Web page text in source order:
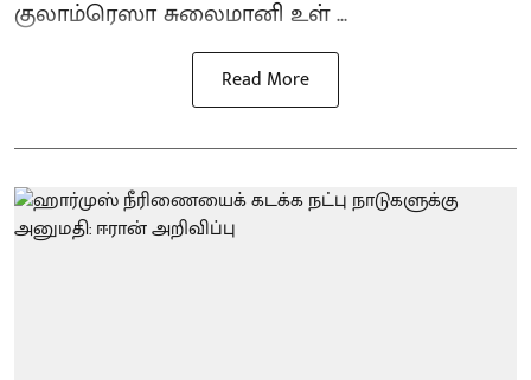
குலாம்ரெஸா சுலைமானி உள் ...
Read More